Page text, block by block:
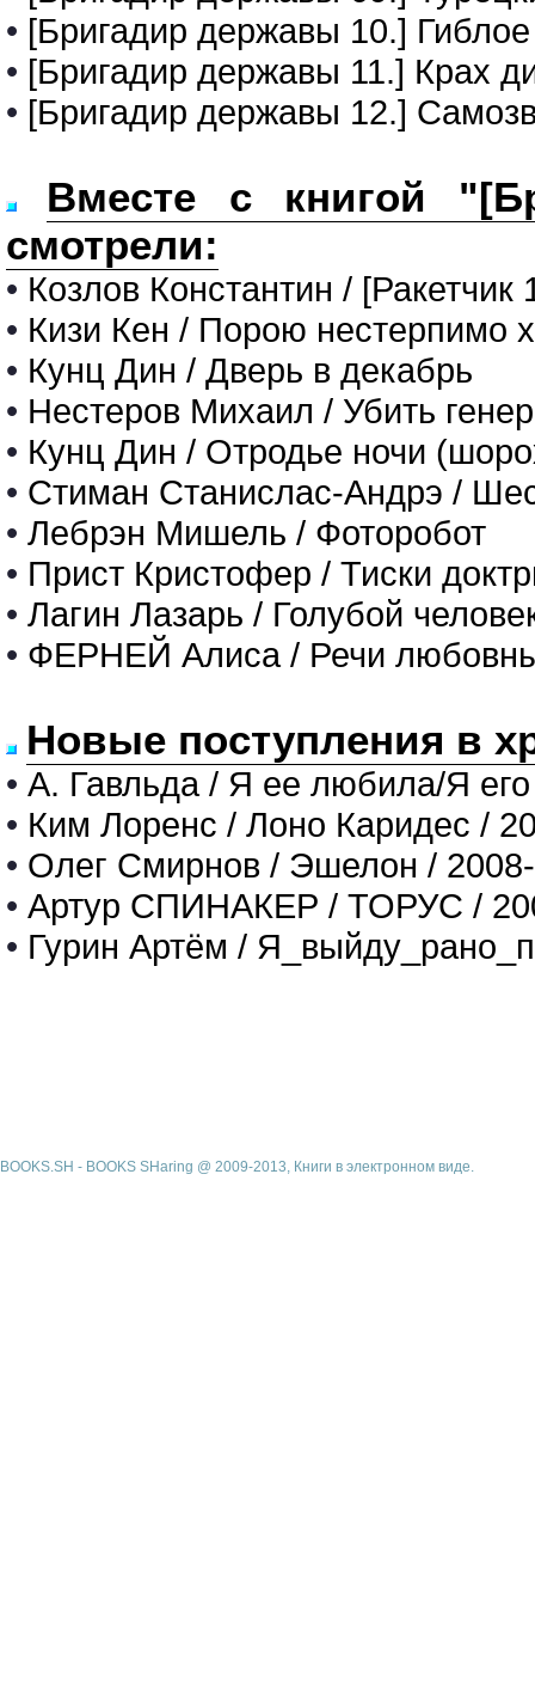
• [Бригадир державы 10.]
• [Бригадир державы 11.] Крах
• [Бригадир державы 12.]
Вместе с книгой
смотрели:
• Козлов Константин /
• Кизи Кен / Порою нестерпимо
• Кунц Дин / Дверь в декабрь
• Нестеров Михаил / Убить
• Кунц Дин / Отродье ночи
• Стиман Станислас-Андрэ /
• Лебрэн Мишель / Фоторобот
• Прист Кристофер / Тиски
• Лагин Лазарь / Голубой
• ФЕРНЕЙ Алиса / Речи
Новые поступления в
• А. Гавльда / Я ее любила/Я
• Ким Лоренс / Лоно Каридес /
• Олег Смирнов / Эшелон /
• Артур СПИНАКЕР / ТОРУС /
• Гурин Артём /
BOOKS.SH - BOOKS SHaring @ 2009-2013, Книги в электронном виде.